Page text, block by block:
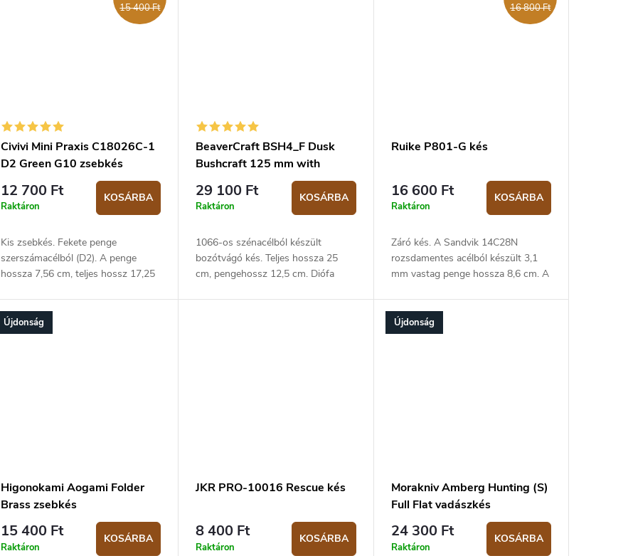
15 400 Ft
Civivi Mini Praxis C18026C-1
D2 Green G10 zsebkés
12 700 Ft
Raktáron
KOSÁRBA
Kis zsebkés. Fekete penge
szerszámacélból (D2). A penge
hossza 7,56 cm, teljes hossz 17,25
BeaverCraft BSH4_F Dusk
Bushcraft 125 mm with
firesteel
29 100 Ft
Raktáron
KOSÁRBA
1066-os szénacélból készült
bozótvágó kés. Teljes hossza 25
cm, pengehossz 12,5 cm. Diófa
16 800 Ft
Ruike P801-G kés
16 600 Ft
Raktáron
KOSÁRBA
Záró kés. A Sandvik 14C28N
rozsdamentes acélból készült 3,1
mm vastag penge hossza 8,6 cm. A
keretzárral.
Újdonság
Higonokami Aogami Folder
Brass zsebkés
15 400 Ft
Raktáron
KOSÁRBA
JKR PRO-10016 Rescue kés
8 400 Ft
Raktáron
KOSÁRBA
Újdonság
Morakniv Amberg Hunting (S)
Full Flat vadászkés
24 300 Ft
Raktáron
KOSÁRBA